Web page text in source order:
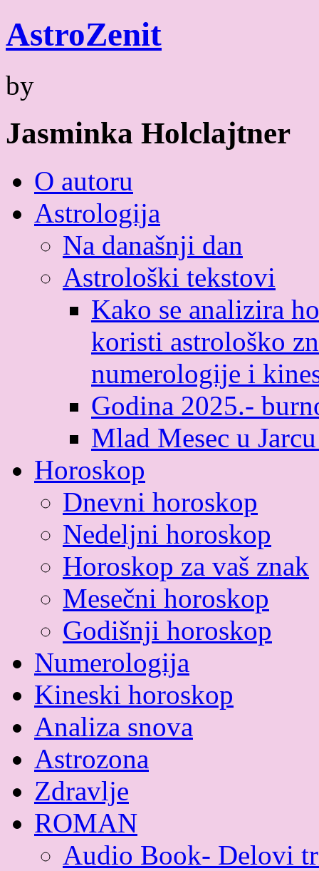
Skip
to
content
AstroZenit
by
Jasminka Holclajtner
O autoru
Astrologija
Na današnji dan
Astrološki tekstovi
Kako se analizira
koristi astrološko
numerologije i
Godina 2025.-
Mlad Mesec u
Horoskop
Dnevni horoskop
Nedeljni horoskop
Horoskop za vaš znak
Mesečni horoskop
Godišnji horoskop
Numerologija
Kineski horoskop
Analiza snova
Astrozona
Zdravlje
ROMAN
Audio Book- Delovi